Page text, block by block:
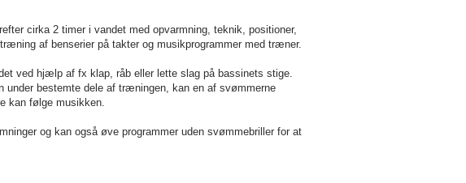
cirka 2 timer i vandet med opvarmning, teknik, positioner,
af benserier på takter og musikprogrammer med træner.
ved hjælp af fx klap, råb eller lette slag på bassinets stige.
bestemte dele af træningen, kan en af svømmerne
kan følge musikken.
og kan også øve programmer uden svømmebriller for at